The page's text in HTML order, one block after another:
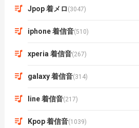
Jpop 着メロ (3047)
iphone 着信音(510)
xperia 着信音(267)
galaxy 着信音(314)
line 着信音(217)
Kpop 着信音(1039)